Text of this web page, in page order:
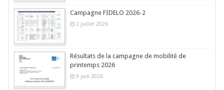
Campagne FIDELO 2026-2
2 juillet 2026
Résultats de la campagne de mobilité de
printemps 2026
9 juin 2026